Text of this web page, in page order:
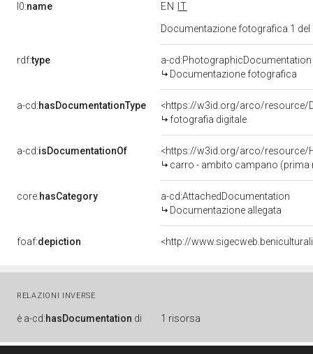
l0:name EN
IT
Documentazione fotografica 1
rdf:type
a-cd:PhotographicDocumentation
Documentazione fotografica
a-cd:hasDocumentationType
<https://w3id.org/arco/resource/
fotografia digitale
a-cd:isDocumentationOf
<https://w3id.org/arco/resource/
carro - ambito campano (prima
core:hasCategory
a-cd:AttachedDocumentation
Documentazione allegata
foaf:depiction <http://
RELAZIONI INVERSE
è a-cd:hasDocumentation di 1 risorsa